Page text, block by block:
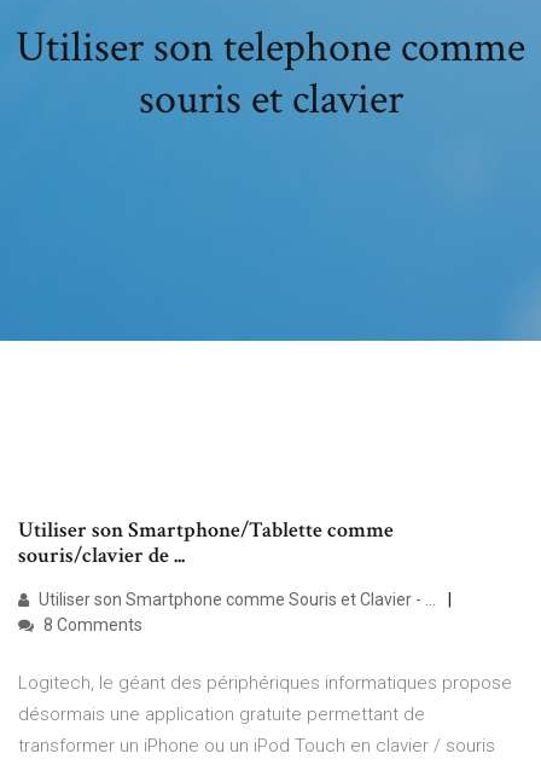
Utiliser son telephone comme
souris et clavier
Utiliser son Smartphone/Tablette comme
souris/clavier de ...
Utiliser son Smartphone comme Souris et Clavier - …
8 Comments
Logitech, le géant des périphériques informatiques propose
désormais une application gratuite permettant de
transformer un iPhone ou un iPod Touch en clavier / souris